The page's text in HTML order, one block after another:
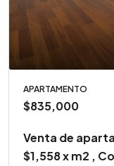
APARTAMENTO
$835,000
Venta de
$1,558 x m2 ,